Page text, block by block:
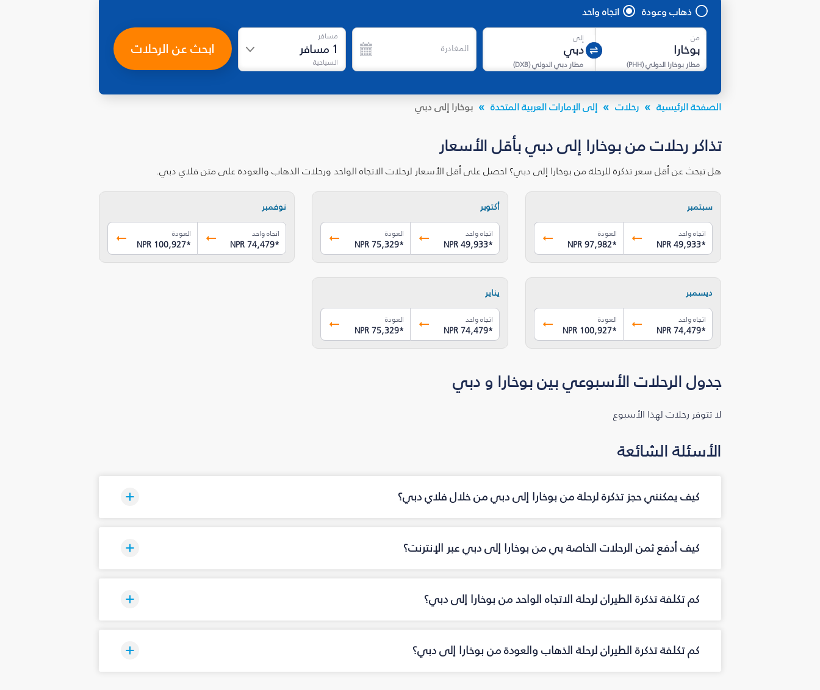
ذهاب وعودة اتجاه واحد
من
مطار بوخارا الدولي(
PHH
)
إلى
مطار دبي الدولي(
DXB
)
المغادرة
مسافر
1 مسافر
السياحية
ابحث عن الرحلات
الصفحة الرئيسية رحلات إلى الإمارات العربية المتحدة بوخارا إلى دبي
تذاكر رحلات من بوخارا إلى دبي بأقل الأسعار
هل تبحث عن أقل سعر تذكرة للرحلة من بوخارا إلى دبي؟ احصل على أقل الأسعار لرحلات الاتجاه الواحد ورحلات الذهاب والعودة على متن فلاي دبي.
سبتمبر
اتجاه واحد
NPR 49,933*
العودة
NPR 97,982*
أكتوبر
اتجاه واحد
NPR 49,933*
العودة
NPR 75,329*
نوفمبر
اتجاه واحد
NPR 74,479*
العودة
NPR 100,927*
ديسمبر
اتجاه واحد
NPR 74,479*
العودة
NPR 100,927*
يناير
اتجاه واحد
NPR 74,479*
العودة
NPR 75,329*
جدول الرحلات الأسبوعي بين بوخارا و دبي
لا تتوفر رحلات لهذا الأسبوع
الأسئلة الشائعة
كيف يمكنني حجز تذكرة لرحلة من بوخارا إلى دبي من خلال فلاي دبي؟
كيف أدفع ثمن الرحلات الخاصة بي من بوخارا إلى دبي عبر الإنترنت؟
كم تكلفة تذكرة الطيران لرحلة الاتجاه الواحد من بوخارا إلى دبي؟
كم تكلفة تذكرة الطيران لرحلة الذهاب والعودة من بوخارا إلى دبي؟